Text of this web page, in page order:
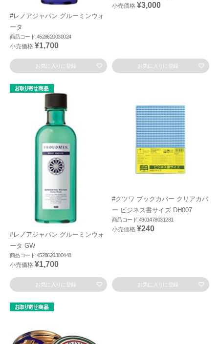
#レノアジャパン グルーミンウォ
ータ
商品コード:4528620030024
小売価格 ¥1,700
お気に入りに登録
小売価格 ¥3,000
お気に入りに登録
#レノアジャパン グルーミンウォ
ータ GW
商品コード:4528620300448
小売価格 ¥1,700
お気に入りに登録
#クツワ ブックカバー クリアカバ
ー ビジネス書サイズ DH007
商品コード:4901478031281
小売価格 ¥240
お気に入りに登録